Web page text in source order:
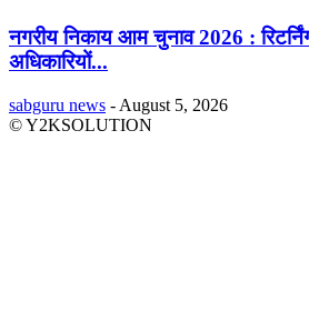
नगरीय निकाय आम चुनाव 2026 :
अधिकारियों...
sabguru news - August 5, 2026
© Y2KSOLUTION